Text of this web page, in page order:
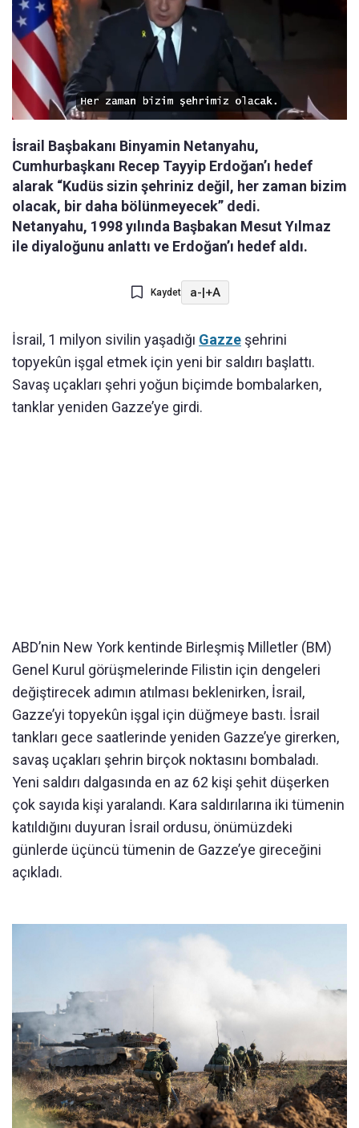
İsrail Başbakanı Binyamin Netanyahu,
Cumhurbaşkanı Recep Tayyip Erdoğan’ı hedef
alarak “Kudüs sizin şehriniz değil, her zaman bizim
olacak, bir daha bölünmeyecek” dedi.
Netanyahu, 1998 yılında Başbakan Mesut Yılmaz
ile diyaloğunu anlattı ve Erdoğan’ı hedef aldı.
Kaydet a-|+A
İsrail, 1 milyon sivilin yaşadığı Gazze şehrini
topyekûn işgal etmek için yeni bir saldırı başlattı.
Savaş uçakları şehri yoğun biçimde bombalarken,
tanklar yeniden Gazze’ye girdi.
ABD’nin New York kentinde Birleşmiş Milletler (BM)
Genel Kurul görüşmelerinde Filistin için dengeleri
değiştirecek adımın atılması beklenirken, İsrail,
Gazze’yi topyekûn işgal için düğmeye bastı. İsrail
tankları gece saatlerinde yeniden Gazze’ye girerken,
savaş uçakları şehrin birçok noktasını bombaladı.
Yeni saldırı dalgasında en az 62 kişi şehit düşerken
çok sayıda kişi yaralandı. Kara saldırılarına iki tümenin
katıldığını duyuran İsrail ordusu, önümüzdeki
günlerde üçüncü tümenin de Gazze’ye gireceğini
açıkladı.